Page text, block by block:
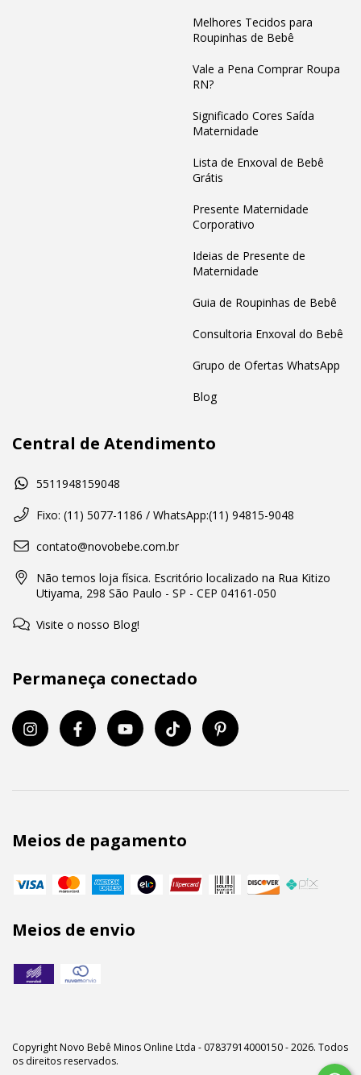
Melhores Tecidos para
Roupinhas de Bebê
Vale a Pena Comprar Roupa
RN?
Significado Cores Saída
Maternidade
Lista de Enxoval de Bebê
Grátis
Presente Maternidade
Corporativo
Ideias de Presente de
Maternidade
Guia de Roupinhas de Bebê
Consultoria Enxoval do Bebê
Grupo de Ofertas WhatsApp
Blog
Central de Atendimento
5511948159048
Fixo: (11) 5077-1186 / WhatsApp:(11) 94815-9048
contato@novobebe.com.br
Não temos loja física. Escritório localizado na Rua Kitizo
Utiyama, 298 São Paulo - SP - CEP 04161-050
Visite o nosso Blog!
Permaneça conectado
Meios de pagamento
Meios de envio
Copyright Novo Bebê Minos Online Ltda - 07837914000150 - 2026. Todos
os direitos reservados.